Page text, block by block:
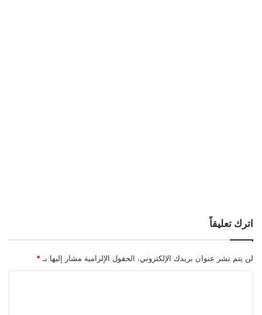
اترك تعليقاً
لن يتم نشر عنوان بريدك الإلكتروني. الحقول الإلزامية مشار إليها بـ *